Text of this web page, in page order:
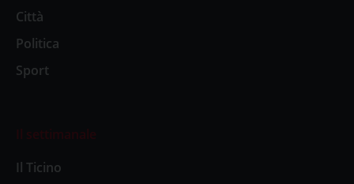
Città
Politica
Sport
Il settimanale
Il Ticino